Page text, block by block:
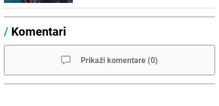
/ Komentari
Prikaži komentare (0)